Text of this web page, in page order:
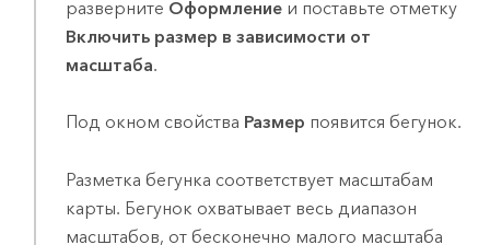
разверните Оформлениеи поставьте отметку
Включить размер в зависимости от
масштаба.
Под окном свойства Размер появится бегунок.
Разметка бегунка соответствует масштабам
карты. Бегунок охватывает весь диапазон
масштабов, от бесконечно малого масштаба